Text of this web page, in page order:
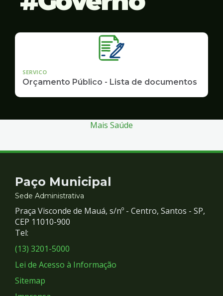
SERVICO
Orçamento Público - Lista de documentos
Mais Saúde
Contato
e
Redes
Sociais
Paço Municipal
Sede Administrativa
Praça Visconde de Mauá, s/nº - Centro, Santos - SP,
CEP 11010-900
Tel:
(13) 3201-5000
Lei de Acesso à Informação
Sitemap